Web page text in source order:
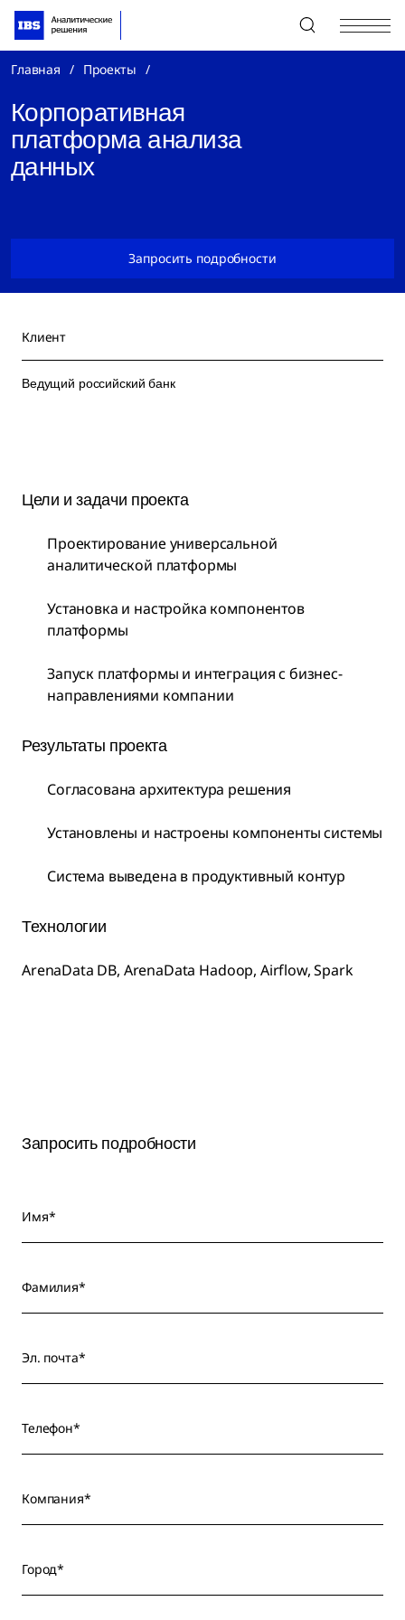
+7 (495) 967-80-80
Главная / Проекты /
Корпоративная
платформа анализа
данных
Запросить подробности
Клиент
Ведущий российский банк
Цели и задачи проекта
Проектирование универсальной
аналитической платформы
Установка и настройка компонентов
платформы
Запуск платформы и интеграция с бизнес-
направлениями компании
Результаты проекта
Согласована архитектура решения
Установлены и настроены компоненты системы
Система выведена в продуктивный контур
Технологии
ArenaData DB, ArenaData Hadoop, Airflow, Spark
Запросить подробности
Имя*
Фамилия*
Эл. почта*
Телефон*
Компания*
Город*